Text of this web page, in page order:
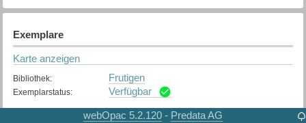
Exemplare
Karte anzeigen
Bibliothek: Frutigen
Exemplarstatus: Verfügbar
Spiez
webOpac 5.2.120 - Predata AG